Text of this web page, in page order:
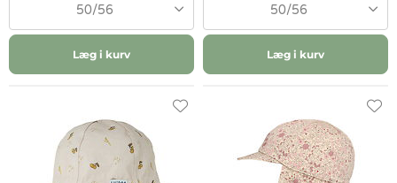
50/56
Læg i kurv
50/56
Læg i kurv